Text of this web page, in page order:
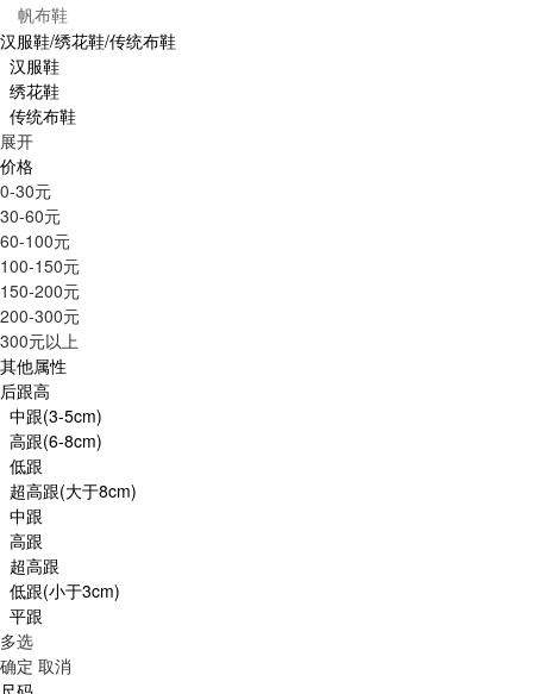
帆布鞋
汉服鞋/绣花鞋/传统布鞋
汉服鞋
绣花鞋
传统布鞋
展开
价格
0-30元
30-60元
60-100元
100-150元
150-200元
200-300元
300元以上
其他属性
后跟高
中跟(3-5cm)
高跟(6-8cm)
低跟
超高跟(大于8cm)
中跟
高跟
超高跟
低跟(小于3cm)
平跟
多选
确定 取消